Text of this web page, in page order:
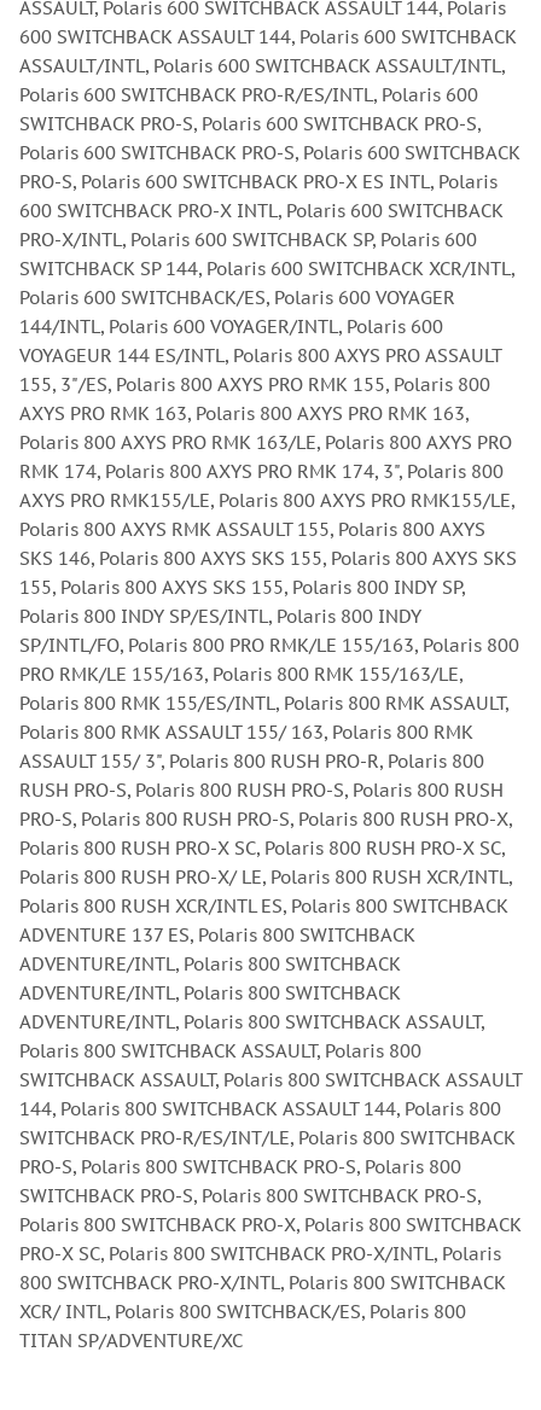
ASSAULT, Polaris 600 SWITCHBACK ASSAULT 144, Polaris
600 SWITCHBACK ASSAULT 144, Polaris 600 SWITCHBACK
ASSAULT/INTL, Polaris 600 SWITCHBACK ASSAULT/INTL,
Polaris 600 SWITCHBACK PRO-R/ES/INTL, Polaris 600
SWITCHBACK PRO-S, Polaris 600 SWITCHBACK PRO-S,
Polaris 600 SWITCHBACK PRO-S, Polaris 600 SWITCHBACK
PRO-S, Polaris 600 SWITCHBACK PRO-X ES INTL, Polaris
600 SWITCHBACK PRO-X INTL, Polaris 600 SWITCHBACK
PRO-X/INTL, Polaris 600 SWITCHBACK SP, Polaris 600
SWITCHBACK SP 144, Polaris 600 SWITCHBACK XCR/INTL,
Polaris 600 SWITCHBACK/ES, Polaris 600 VOYAGER
144/INTL, Polaris 600 VOYAGER/INTL, Polaris 600
VOYAGEUR 144 ES/INTL, Polaris 800 AXYS PRO ASSAULT
155, 3"/ES, Polaris 800 AXYS PRO RMK 155, Polaris 800
AXYS PRO RMK 163, Polaris 800 AXYS PRO RMK 163,
Polaris 800 AXYS PRO RMK 163/LE, Polaris 800 AXYS PRO
RMK 174, Polaris 800 AXYS PRO RMK 174, 3", Polaris 800
AXYS PRO RMK155/LE, Polaris 800 AXYS PRO RMK155/LE,
Polaris 800 AXYS RMK ASSAULT 155, Polaris 800 AXYS
SKS 146, Polaris 800 AXYS SKS 155, Polaris 800 AXYS SKS
155, Polaris 800 AXYS SKS 155, Polaris 800 INDY SP,
Polaris 800 INDY SP/ES/INTL, Polaris 800 INDY
SP/INTL/FO, Polaris 800 PRO RMK/LE 155/163, Polaris 800
PRO RMK/LE 155/163, Polaris 800 RMK 155/163/LE,
Polaris 800 RMK 155/ES/INTL, Polaris 800 RMK ASSAULT,
Polaris 800 RMK ASSAULT 155/ 163, Polaris 800 RMK
ASSAULT 155/ 3", Polaris 800 RUSH PRO-R, Polaris 800
RUSH PRO-S, Polaris 800 RUSH PRO-S, Polaris 800 RUSH
PRO-S, Polaris 800 RUSH PRO-S, Polaris 800 RUSH PRO-X,
Polaris 800 RUSH PRO-X SC, Polaris 800 RUSH PRO-X SC,
Polaris 800 RUSH PRO-X/ LE, Polaris 800 RUSH XCR/INTL,
Polaris 800 RUSH XCR/INTL ES, Polaris 800 SWITCHBACK
ADVENTURE 137 ES, Polaris 800 SWITCHBACK
ADVENTURE/INTL, Polaris 800 SWITCHBACK
ADVENTURE/INTL, Polaris 800 SWITCHBACK
ADVENTURE/INTL, Polaris 800 SWITCHBACK ASSAULT,
Polaris 800 SWITCHBACK ASSAULT, Polaris 800
SWITCHBACK ASSAULT, Polaris 800 SWITCHBACK ASSAULT
144, Polaris 800 SWITCHBACK ASSAULT 144, Polaris 800
SWITCHBACK PRO-R/ES/INT/LE, Polaris 800 SWITCHBACK
PRO-S, Polaris 800 SWITCHBACK PRO-S, Polaris 800
SWITCHBACK PRO-S, Polaris 800 SWITCHBACK PRO-S,
Polaris 800 SWITCHBACK PRO-X, Polaris 800 SWITCHBACK
PRO-X SC, Polaris 800 SWITCHBACK PRO-X/INTL, Polaris
800 SWITCHBACK PRO-X/INTL, Polaris 800 SWITCHBACK
XCR/ INTL, Polaris 800 SWITCHBACK/ES, Polaris 800
TITAN SP/ADVENTURE/XC